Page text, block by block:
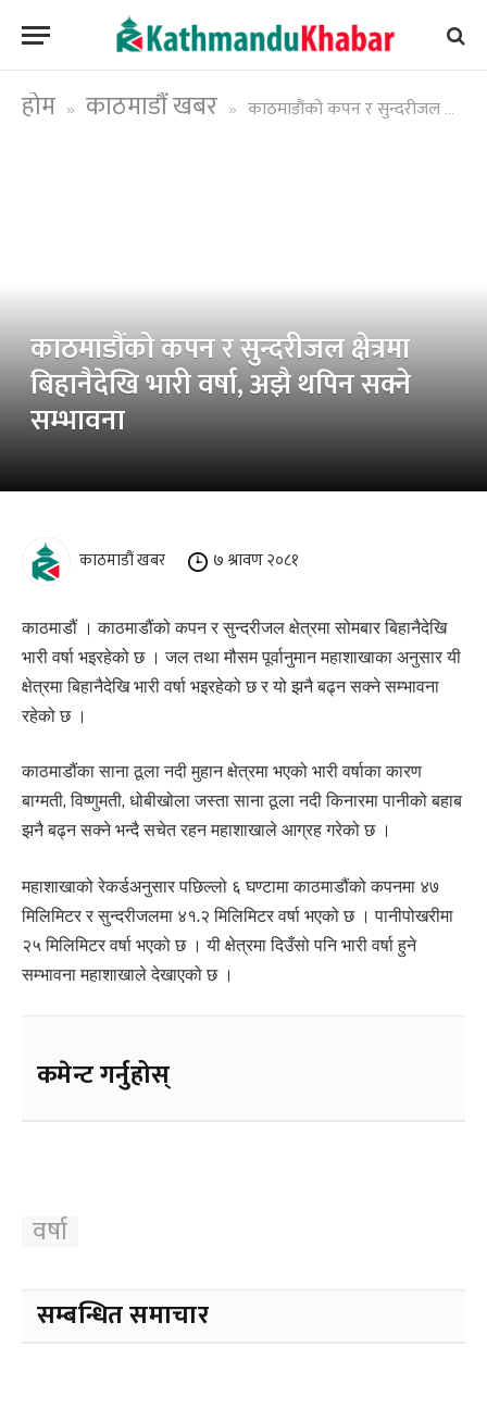
होम » काठमाडौं खबर » काठमाडौंको कपन र सुन्दरीजल क्षेत्रमा बिहानैदेखि भारी वर्षा, अझै थपिन सक्ने सम्भावना
काठमाडौंको कपन र सुन्दरीजल क्षेत्रमा
बिहानैदेखि भारी वर्षा, अझै थपिन सक्ने
सम्भावना
काठमाडौं खबर ७ श्रावण २०८१
काठमाडौं । काठमाडौंको कपन र सुन्दरीजल क्षेत्रमा सोमबार बिहानैदेखि
भारी वर्षा भइरहेको छ । जल तथा मौसम पूर्वानुमान महाशाखाका अनुसार यी
क्षेत्रमा बिहानैदेखि भारी वर्षा भइरहेको छ र यो झनै बढ्न सक्ने सम्भावना
रहेको छ ।
काठमाडौंका साना ठूला नदी मुहान क्षेत्रमा भएको भारी वर्षाका कारण
बाग्मती, विष्णुमती, धोबीखोला जस्ता साना ठूला नदी किनारमा पानीको बहाब
झनै बढ्न सक्ने भन्दै सचेत रहन महाशाखाले आग्रह गरेको छ ।
महाशाखाको रेकर्डअनुसार पछिल्लो ६ घण्टामा काठमाडौंको कपनमा ४७
मिलिमिटर र सुन्दरीजलमा ४१.२ मिलिमिटर वर्षा भएको छ । पानीपोखरीमा
२५ मिलिमिटर वर्षा भएको छ । यी क्षेत्रमा दिउँसो पनि भारी वर्षा हुने
सम्भावना महाशाखाले देखाएको छ ।
कमेन्ट गर्नुहोस्
वर्षा
सम्बन्धित समाचार